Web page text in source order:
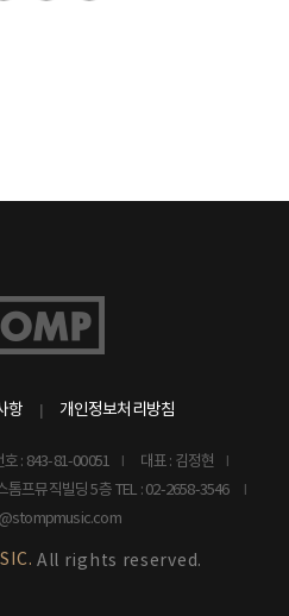
항 개인정보처리방침
호 : 843-81-00051
대표 : 김정현
톰프뮤직빌딩 5층 TEL : 02-2658-3546
All rights reserved.